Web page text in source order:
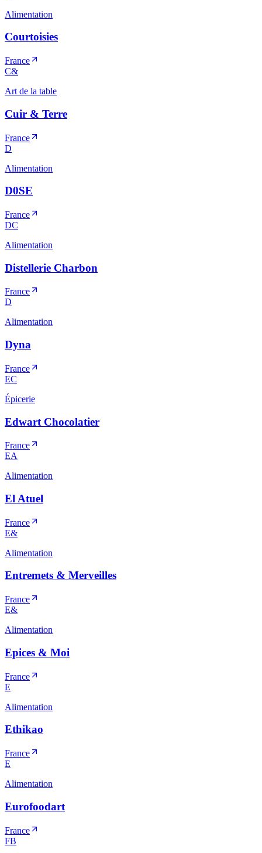
Alimentation
Courtoisies
France
C&
Art de la table
Cuir & Terre
France
D
Alimentation
D0SE
France
DC
Alimentation
Distellerie Charbon
France
D
Alimentation
Dyna
France
EC
Épicerie
Edwart Chocolatier
France
EA
Alimentation
El Atuel
France
E&
Alimentation
Entremets & Merveilles
France
E&
Alimentation
Epices & Moi
France
E
Alimentation
Ethikao
France
E
Alimentation
Eurofoodart
France
FB